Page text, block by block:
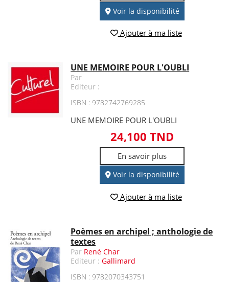
Voir la disponibilité
Ajouter à ma liste
UNE MEMOIRE POUR L'OUBLI
Par
Editeur :
ISBN : 9782742769285
UNE MEMOIRE POUR L'OUBLI
24,100 TND
En savoir plus
Voir la disponibilité
Ajouter à ma liste
Poèmes en archipel ; anthologie de
textes
Par René Char
Editeur :Gallimard
ISBN : 9782070343751